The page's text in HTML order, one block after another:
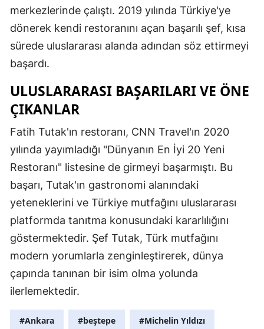
Samsun
Siirt
Sivas
Tokat
Trabzon
Şanlıurfa
Uşak
Van
merkezlerinde çalıştı. 2019 yılında Türkiye'ye
dönerek kendi restoranını açan başarılı şef, kısa
sürede uluslararası alanda adından söz ettirmeyi
başardı.
ULUSLARARASI BAŞARILARI VE ÖNE
ÇIKANLAR
Fatih Tutak'ın restoranı, CNN Travel'ın 2020
yılında yayımladığı "Dünyanın En İyi 20 Yeni
Restoranı" listesine de girmeyi başarmıştı. Bu
başarı, Tutak'ın gastronomi alanındaki
yeteneklerini ve Türkiye mutfağını uluslararası
platformda tanıtma konusundaki kararlılığını
göstermektedir. Şef Tutak, Türk mutfağını
modern yorumlarla zenginleştirerek, dünya
çapında tanınan bir isim olma yolunda
ilerlemektedir.
#Ankara #beştepe #Michelin Yıldızı